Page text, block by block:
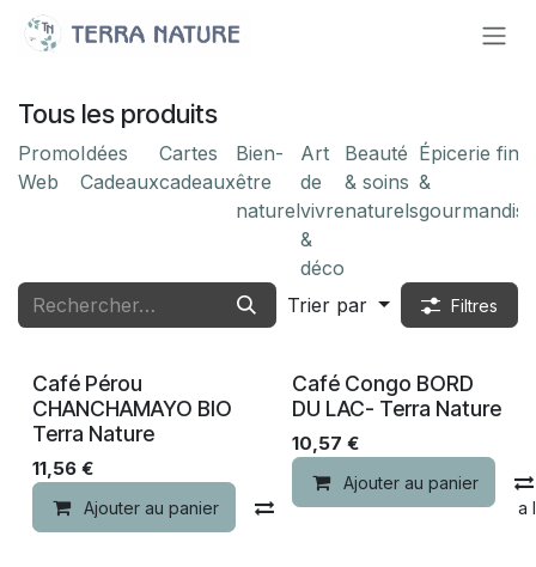
Se rendre au contenu
Tous les produits
Promo
Web
Idées‎
Cadeaux‎
Cartes
cadeaux
Bien-
être
naturel
Art
de
vivre
&
déco
Beauté
& soins
naturels
Épicerie fine
&
Trier par Filtres
Nouveau !
Café Pérou
CHANCHAMAYO BIO
Terra Nature
11,56 €
Ajouter au panier Comparer Ajouter à la
Nouveau !
Café Congo BORD
DU LAC- Terra Nature
10,57 €
Ajouter au panier